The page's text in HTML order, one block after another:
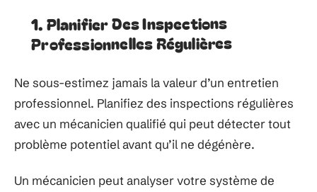
1. Planifier Des Inspections
Professionnelles Régulières
Ne sous-estimez jamais la valeur d’un entretien
professionnel. Planifiez des inspections régulières
avec un mécanicien qualifié qui peut détecter tout
problème potentiel avant qu’il ne dégénère.
Un mécanicien peut analyser votre système de